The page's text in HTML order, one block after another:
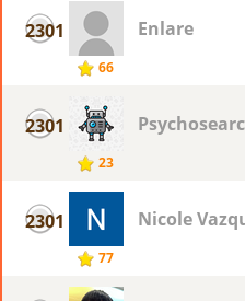
2301
66
Enlare
2301
23
2301
77
Nicole